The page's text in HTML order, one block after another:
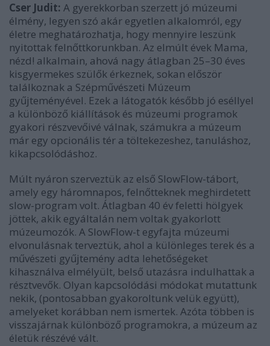
Cser Judit: A gyerekkorban szerzett jó múzeumi
élmény, legyen szó akár egyetlen alkalomról, egy
életre meghatározhatja, hogy mennyire leszünk
nyitottak felnőttkorunkban. Az elmúlt évek Mama,
nézd! alkalmain, ahová nagy átlagban 25–30 éves
kisgyermekes szülők érkeznek, sokan először
találkoznak a Szépművészeti Múzeum
gyűjteményével. Ezek a látogatók később jó eséllyel
a különböző kiállítások és múzeumi programok
gyakori részvevőivé válnak, számukra a múzeum
már egy opcionális tér a töltekezeshez, tanuláshoz,
kikapcsolódáshoz.
Múlt nyáron szerveztük az első SlowFlow-tábort,
amely egy háromnapos, felnőtteknek meghirdetett
slow-program volt. Átlagban 40 év feletti hölgyek
jöttek, akik egyáltalán nem voltak gyakorlott
múzeumozók. A SlowFlow-t egyfajta múzeumi
elvonulásnak terveztük, ahol a különleges terek és a
művészeti gyűjtemény adta lehetőségeket
kihasználva elmélyült, belső utazásra indulhattak a
résztvevők. Olyan kapcsolódási módokat mutattunk
nekik, (pontosabban gyakoroltunk velük együtt),
amelyeket korábban nem ismertek. Azóta többen is
visszajárnak különböző programokra, a múzeum az
életük részévé vált.